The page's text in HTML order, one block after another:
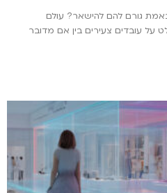
גורם להם להישאר? עולם
על עובדים צעירים בין אם מדובר